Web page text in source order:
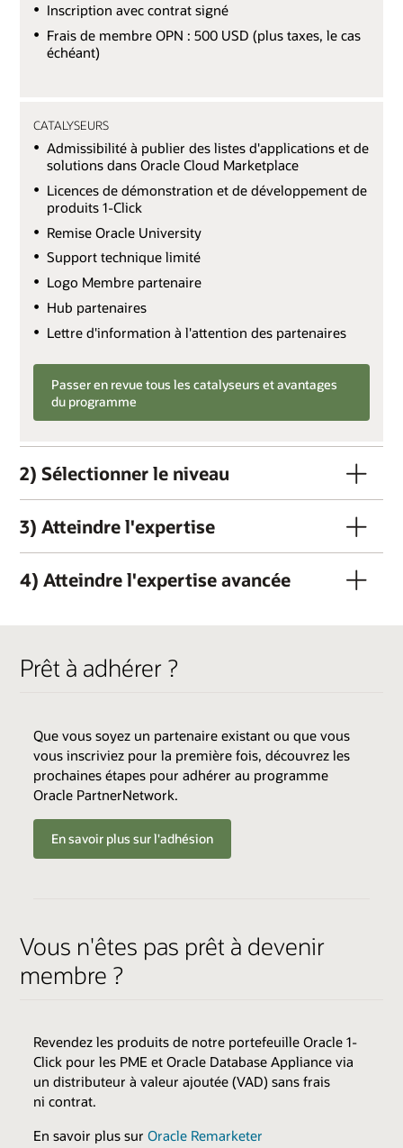
Inscription avec contrat signé
Frais de membre OPN : 500 USD (plus taxes, le cas
échéant)
CATALYSEURS
Admissibilité à publier des listes d'applications et de
solutions dans Oracle Cloud Marketplace
Licences de démonstration et de développement de
produits 1-Click
Remise Oracle University
Support technique limité
Logo Membre partenaire
Hub partenaires
Lettre d'information à l'attention des partenaires
Passer en revue tous les catalyseurs et avantages
du programme
2) Sélectionner le niveau
Frais de niveau : 3 000 USD (+ taxes, le cas
échéant)
Environnements Cloud
Assistance technique
Accès au Cloud Marketplace
du programme
3) Atteindre l'expertise
CRITÈRES DE QUALIFICATION
Varie selon l'expertise
Promotion conjointe du succès client
Promotion sur Oracle Cloud Marketplace
Admissible aux récompenses
4) Atteindre l'expertise avancée
CRITÈRES DE QUALIFICATION
Revenu annuel minimum récurrent
Satisfaction du client (expertise sélectionnée
uniquement)
AVANTAGES
Programmes d'accès anticipé
Formation d'adoption anticipée
Prêt à adhérer ?
Que vous soyez un partenaire existant ou que vous
vous inscriviez pour la première fois, découvrez les
prochaines étapes pour adhérer au programme
Oracle PartnerNetwork.
En savoir plus sur l'adhésion
Vous n'êtes pas prêt à devenir
membre ?
Revendez les produits de notre portefeuille Oracle 1-
Click pour les PME et Oracle Database Appliance via
un distributeur à valeur ajoutée (VAD) sans frais
ni contrat.
En savoir plus sur Oracle Remarketer